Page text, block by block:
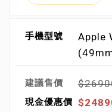
Apple